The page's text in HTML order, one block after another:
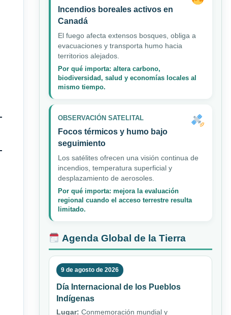
Incendios boreales activos en
Canadá
El fuego afecta extensos bosques, obliga a
evacuaciones y transporta humo hacia
territorios alejados.
Por qué importa: altera carbono,
biodiversidad, salud y economías locales al
mismo tiempo.
OBSERVACIÓN SATELITAL
Focos térmicos y humo bajo
seguimiento
Los satélites ofrecen una visión continua de
incendios, temperatura superficial y
desplazamiento de aerosoles.
Por qué importa: mejora la evaluación
regional cuando el acceso terrestre resulta
limitado.
Agenda Global de la Tierra
9 de agosto de 2026
Día Internacional de los Pueblos
Indígenas
Lugar: Conmemoración mundial y